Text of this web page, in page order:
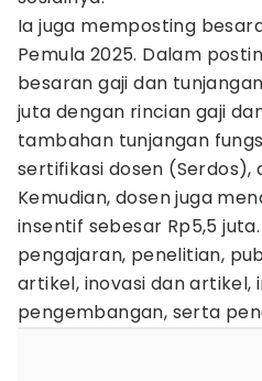
Ia juga memposting
Pemula 2025. Dalam
besaran gaji dan
juta dengan rincian gaji
tambahan tunjangan
sertifikasi dosen (Serdos),
Kemudian, dosen juga
insentif sebesar Rp5,5
pengajaran, penelitian,
artikel, inovasi dan artikel,
pengembangan, serta